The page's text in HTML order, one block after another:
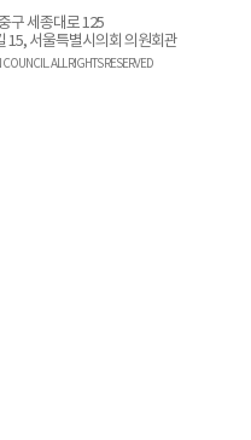
구 세종대로 125
15, 서울특별시의회 의원회관
ALL RIGHTS RESERVED